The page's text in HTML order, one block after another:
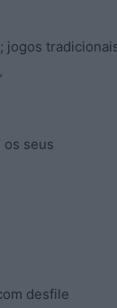
jogos
os seus
desfile